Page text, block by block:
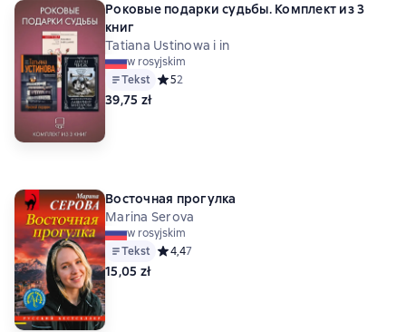
Роковые подарки судьбы. Комплект из 3
книг
Tatiana Ustinowa i in
w rosyjskim
Tekst Средний рейтинг 5 на основе 2 оценок
52
39,75 zł
Восточная прогулка
Marina Serova
w rosyjskim
Tekst Средний рейтинг 4,4 на основе 7 оценок
4,47
15,05 zł